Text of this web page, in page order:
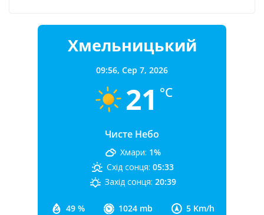
Хмельницький
09:56, Сер 7, 2026
21 °C
Чисте Небо
49 % 1024 mb 5 Km/h
Хмари: 1%
Схід сонця: 05:33
Захід сонця: 20:39